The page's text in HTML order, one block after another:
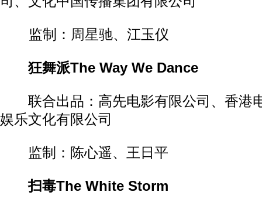
监制： 周星驰、江玉仪
狂舞派The Way We Dance
联合出品：高先电影有限公司、香港
娱乐文化有限公司
监制：陈心遥、王日平
扫毒The White Storm